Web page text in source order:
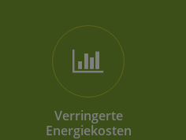
Verringerte
Energiekosten